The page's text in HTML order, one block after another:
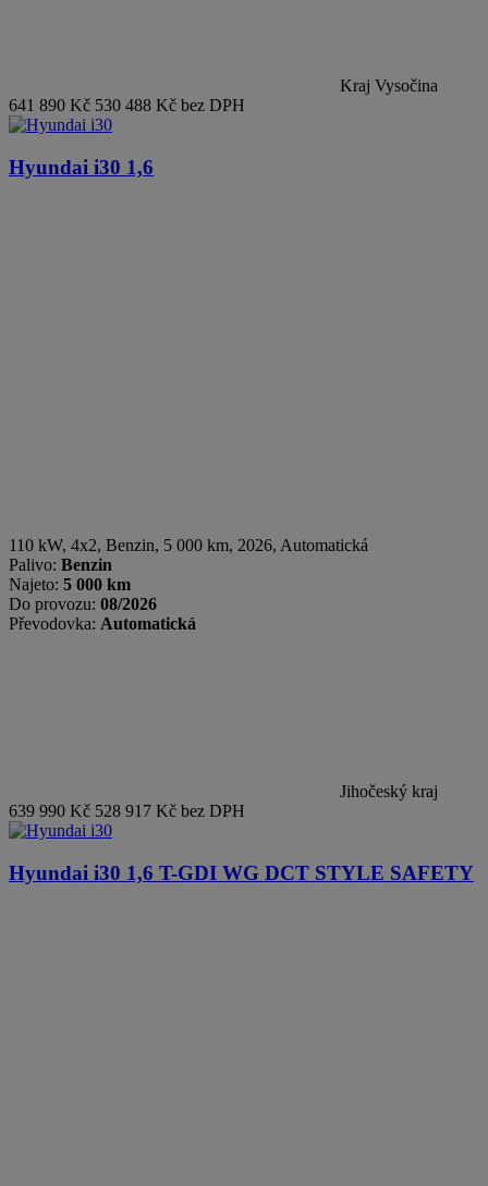
Kraj Vysočina
641 890 Kč 530 488 Kč bez DPH
Hyundai i30 1,6
110 kW, 4x2, Benzin, 5 000 km, 2026, Automatická
Palivo: Benzin
Najeto: 5 000 km
Do provozu: 08/2026
Převodovka: Automatická
Jihočeský kraj
639 990 Kč 528 917 Kč bez DPH
Hyundai i30 1,6 T-GDI WG DCT STYLE SAFETY